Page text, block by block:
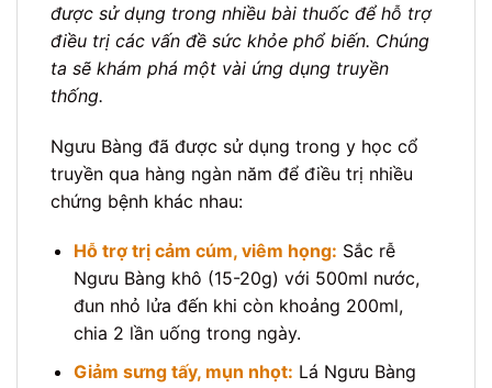
được sử dụng trong nhiều bài thuốc để hỗ trợ
điều trị các vấn đề sức khỏe phổ biến. Chúng
ta sẽ khám phá một vài ứng dụng truyền
thống.
Ngưu Bàng đã được sử dụng trong y học cổ
truyền qua hàng ngàn năm để điều trị nhiều
chứng bệnh khác nhau:
Hỗ trợ trị cảm cúm, viêm họng: Sắc rễ
Ngưu Bàng khô (15-20g) với 500ml nước,
đun nhỏ lửa đến khi còn khoảng 200ml,
chia 2 lần uống trong ngày.
Giảm sưng tấy, mụn nhọt: Lá Ngưu Bàng